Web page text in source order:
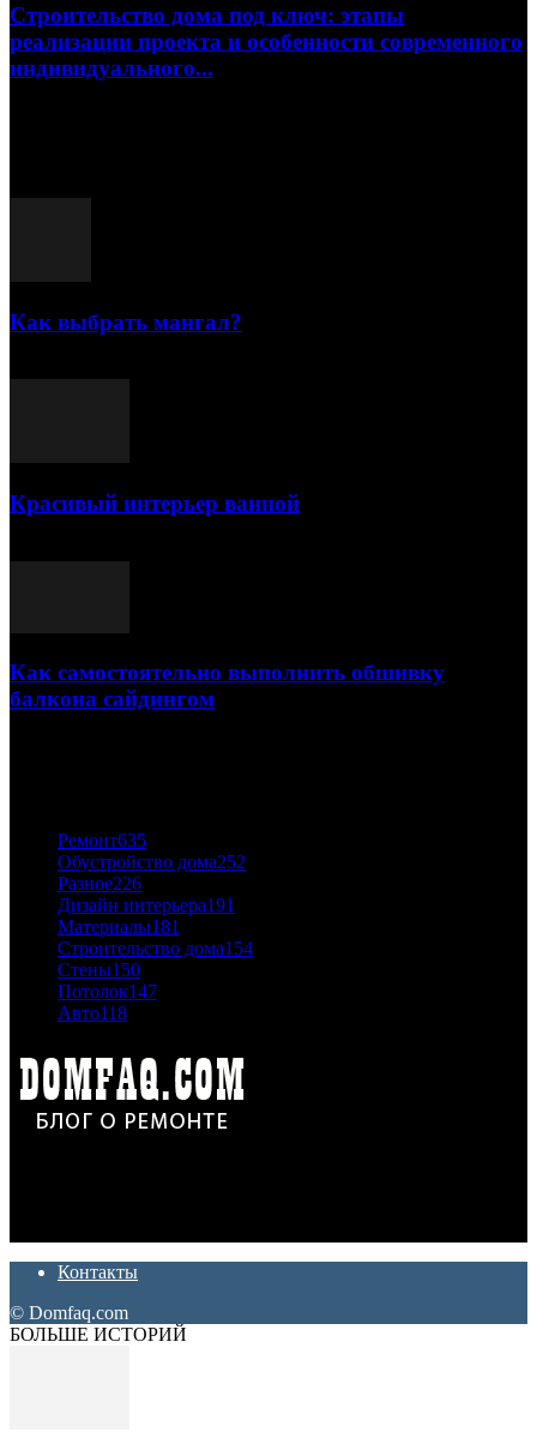
Строительство дома под ключ: этапы
реализации проекта и особенности современного
индивидуального...
Как выбрать мангал?
Красивый интерьер ванной
Как самостоятельно выполнить обшивку
балкона сайдингом
Ремонт635
Обустройство дома252
Разное226
Дизайн интерьера191
Материалы181
Строительство дома154
Стены150
Потолок147
Авто118
Контакты
© Domfaq.com
БОЛЬШЕ ИСТОРИЙ